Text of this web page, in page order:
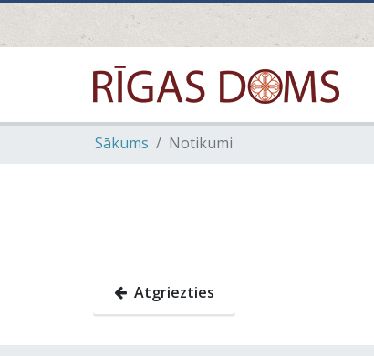
Sākums Notikumi
Atgriezties